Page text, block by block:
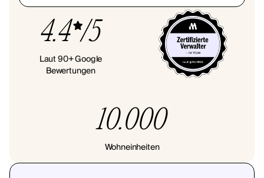
4.4 /5
Laut 90+ Google
Bewertungen
10.000
Wohneinheiten